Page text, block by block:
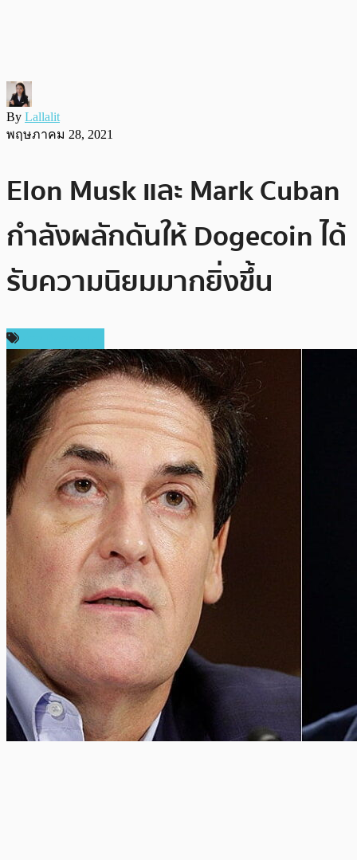
By Lallalit
พฤษภาคม 28, 2021
Elon Musk และ Mark Cuban
กำลังผลักดันให้ Dogecoin ได้
รับความนิยมมากยิ่งขึ้น